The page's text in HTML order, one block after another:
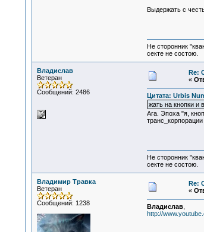
Выдержать с
Не сторонник
секте не состою.
Владислав
Ветеран
Сообщений: 2486
Re:
«
Цитата: Urbis
жать на кнопки и
Ага. Эпоха "я,
Не сторонник
секте не состою.
Владимир Травка
Ветеран
Сообщений: 1238
Re:
«
Владислав,
http://